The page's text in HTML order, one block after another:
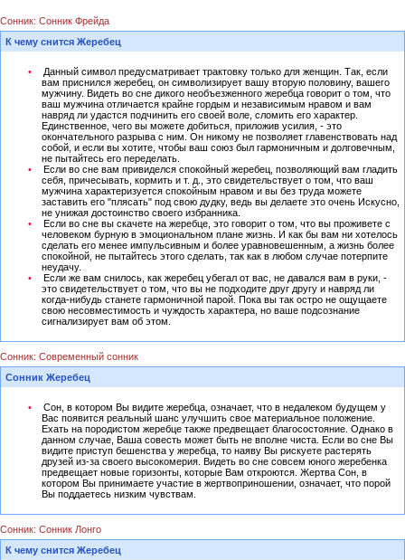
Сонник: Сонник Фрейда
К чему снится Жеребец
Данный символ предусматривает трактовку только для женщин. Так, если
вам приснился жеребец, он символизирует вашу вторую половину, вашего
мужчину. Видеть во сне дикого необъезженного жеребца говорит о том, что
ваш мужчина отличается крайне гордым и независимым нравом и вам
навряд ли удастся подчинить его своей воле, сломить его характер.
Единственное, чего вы можете добиться, приложив усилия, - это
окончательного разрыва с ним. Он никому не позволяет главенствовать над
собой, и если вы хотите, чтобы ваш союз был гармоничным и долговечным,
не пытайтесь его переделать.
Если во сне вам привиделся спокойный жеребец, позволяющий вам гладить
себя, причесывать, кормить и т. д., это свидетельствует о том, что ваш
мужчина характеризуется спокойным нравом и вы без труда можете
заставить его "плясать" под свою дудку, ведь вы делаете это очень Искусно,
не унижая достоинство своего избранника.
Если во сне вы скачете на жеребце, это говорит о том, что вы проживете с
человеком бурную в эмоциональном плане жизнь. И как бы вам ни хотелось
сделать его менее импульсивным и более уравновешенным, а жизнь более
спокойной, не пытайтесь этого сделать, так как в любом случае потерпите
неудачу.
Если же вам снилось, как жеребец убегал от вас, не давался вам в руки, -
это свидетельствует о том, что вы не подходите друг другу и навряд ли
когда-нибудь станете гармоничной парой. Пока вы так остро не ощущаете
свою несовместимость и чуждость характера, но ваше подсознание
сигнализирует вам об этом.
Сонник: Современный сонник
Сонник Жеребец
Сон, в котором Вы видите жеребца, означает, что в недалеком будущем у
Вас появится реальный шанс улучшить свое материальное положение.
Ехать на породистом жеребце также предвещает благосостояние. Однако в
данном случае, Ваша совесть может быть не вполне чиста. Если во сне Вы
видите приступ бешенства у жеребца, то наяву Вы рискуете растерять
друзей из-за своего высокомерия. Видеть во сне совсем юного жеребенка
предвещает новые горизонты, которые Вам откроются. Жертва Сон, в
котором Вы принимаете участие в жертвоприношении, означает, что порой
Вы поддаетесь низким чувствам.
Сонник: Сонник Лонго
К чему снится Жеребец